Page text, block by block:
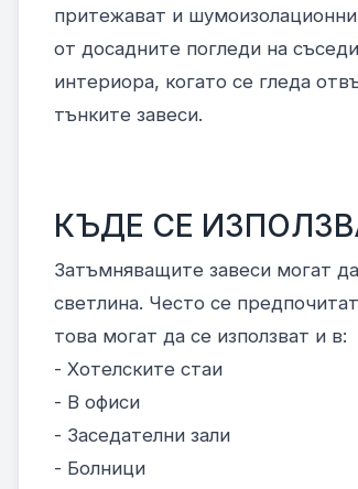
притежават и
от досадните погледи на
интериора, когато се гледа
тънките завеси.
КЪДЕ СЕ
Затъмняващите завеси могат
светлина. Често се
това могат да се използват и в:
- Хотелските стаи
- В офиси
- Заседателни зали
- Болници